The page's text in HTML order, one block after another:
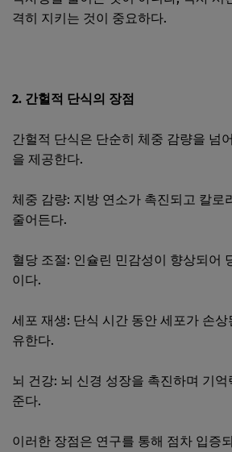
격히 지키는 것이 중요하다.
2. 간헐적 단식의 장점
간헐적 단식은 단순히 체중 감량을 넘
을 제공한다.
체중 감량: 지방 연소가 촉진되고 칼로
줄어든다.
혈당 조절: 인슐린 민감성이 향상되어
이다.
세포 재생: 단식 시간 동안 세포가 손
유한다.
뇌 건강: 뇌 신경 성장을 촉진하며 기
준다.
이러한 장점은 연구를 통해 점차 입증